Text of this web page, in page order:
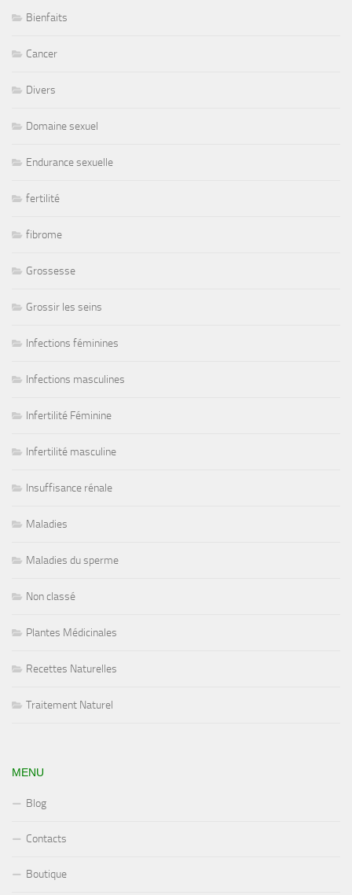
Bienfaits
Cancer
Divers
Domaine sexuel
Endurance sexuelle
fertilité
fibrome
Grossesse
Grossir les seins
Infections féminines
Infections masculines
Infertilité Féminine
Infertilité masculine
Insuffisance rénale
Maladies
Maladies du sperme
Non classé
Plantes Médicinales
Recettes Naturelles
Traitement Naturel
MENU
Blog
Contacts
Boutique